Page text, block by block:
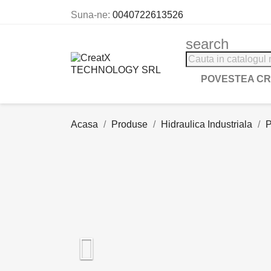
Suna-ne: 0040722613526
search
POVESTEA
Acasa Produse Hidraulica Industriala
